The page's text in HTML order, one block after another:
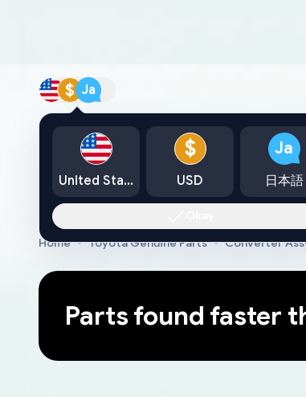
$ Ja
カタログ
ToyotaLexusNissanMazdaMitsubishiYamaha
Home Toyota Genuine Parts Converter
Parts found faster
United States
$
USD
Ja
日本語